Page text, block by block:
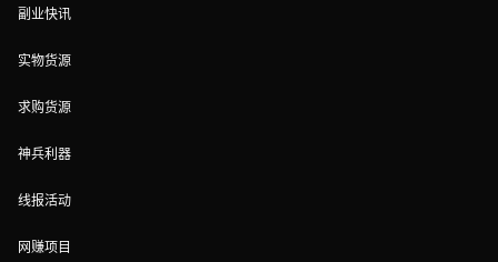
副业快讯
实物货源
求购货源
神兵利器
线报活动
网赚项目